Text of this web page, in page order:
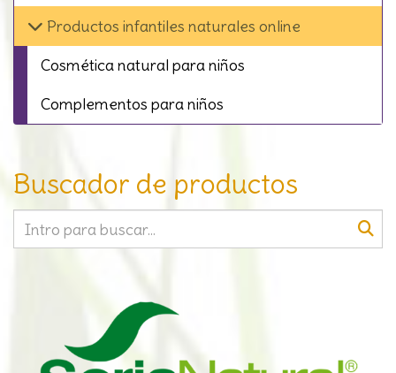
Productos infantiles naturales online
Cosmética natural para niños
Complementos para niños
Buscador de productos